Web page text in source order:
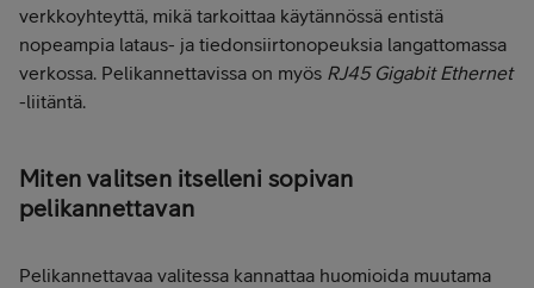
verkkoyhteyttä, mikä tarkoittaa käytännössä entistä
nopeampia lataus- ja tiedonsiirtonopeuksia langattomassa
verkossa. Pelikannettavissa on myös RJ45 Gigabit Ethernet
-liitäntä.
Miten valitsen itselleni sopivan
pelikannettavan
Pelikannettavaa valitessa kannattaa huomioida muutama